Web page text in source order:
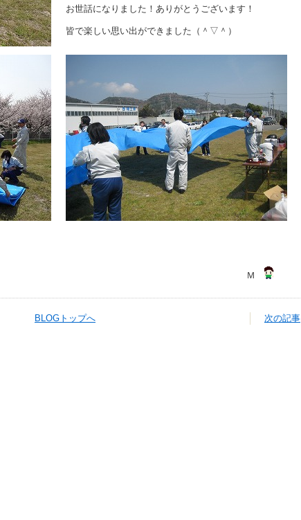
お世話になりました！ありがとうございます！
皆で楽しい思い出ができました（＾▽＾）
Ｍ
BLOGトップへ 次の記事